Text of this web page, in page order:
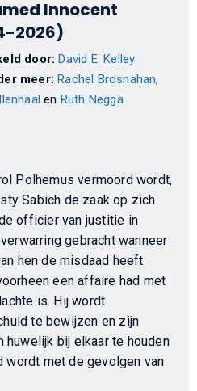
Innocent
2026)
door:David E. Kelley
meer:Rachel Brosnahan,
en Ruth Negga
Polhemus vermoord wordt,
Sabich de zaak op zich
officier van justitie in
gebracht wanneer
hen de misdaad heeft
een affaire had met
is. Hij wordt
te bewijzen en zijn
bij elkaar te houden
met de gevolgen van